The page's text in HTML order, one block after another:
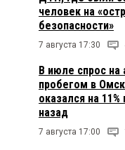
человек на
безопасности»
7 августа 17:30
В июле спрос на
пробегом в
оказался на
назад
7 августа 17:00